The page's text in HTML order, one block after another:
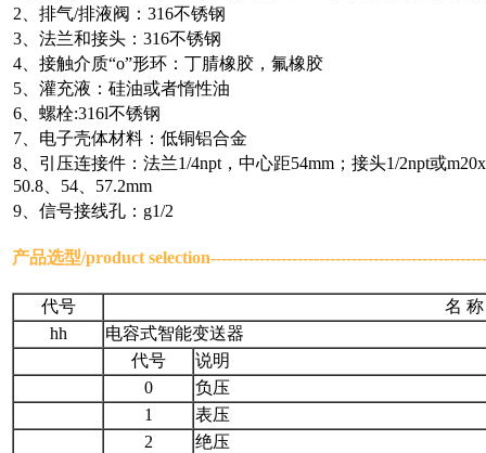
2、排气/排液阀：316不锈钢
3、法兰和接头：316不锈钢
4、接触介质“o”形环：丁腈橡胶，氟橡胶
5、灌充液：硅油或者惰性油
6、螺栓:316l不锈钢
7、电子壳体材料：低铜铝合金
8、引压连接件：法兰1/4npt，中心距54mm；接头1/2npt或
50.8、54、57.2mm
9、信号接线孔：g1/2
产品选型/product selection
代号
名 称
hh
电容式智能变送器
代号
说明
0
负压
1
表压
2
绝压